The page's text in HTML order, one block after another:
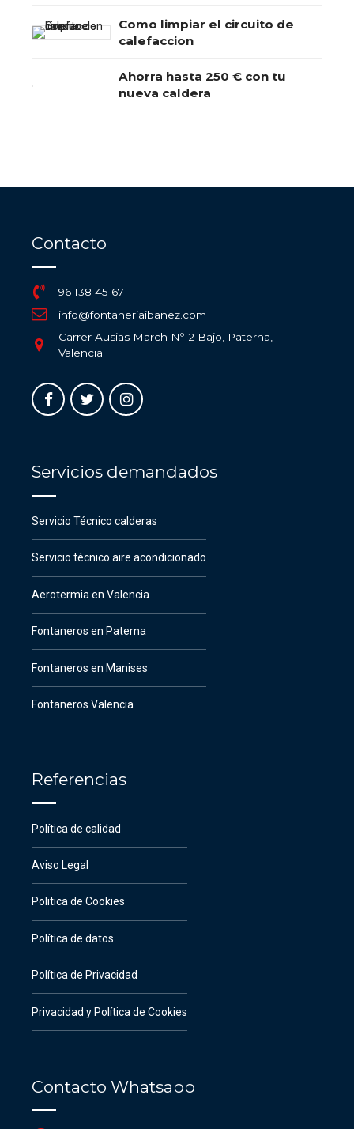
Como limpiar el circuito de
calefaccion
Ahorra hasta 250 € con tu
nueva caldera
Contacto
96 138 45 67
info@fontaneriaibanez.com
Carrer Ausias March Nº12 Bajo, Paterna,
Valencia
Servicios demandados
Servicio Técnico calderas
Servicio técnico aire acondicionado
Aerotermia en Valencia
Fontaneros en Paterna
Fontaneros en Manises
Fontaneros Valencia
Referencias
Política de calidad
Aviso Legal
Politica de Cookies
Política de datos
Política de Privacidad
Privacidad y Política de Cookies
Contacto Whatsapp